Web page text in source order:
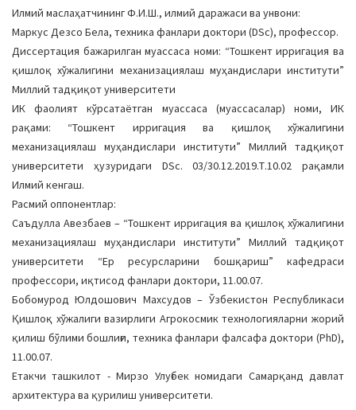
Илмий маслаҳатчининг Ф.И.Ш., илмий даражаси ва унвони:
Маркус Дезсо Бела, техника фанлари доктори (DSc), профессор.
Диссертация бажарилган муассаса номи: “Тошкент ирригация ва
қишлоқ хўжалигини механизациялаш муҳандислари институти”
Миллий тадқиқот университети
ИК фаолият кўрсатаётган муассаса (муассасалар) номи, ИК
рақами: “Тошкент ирригация ва қишлоқ хўжалигини
механизациялаш муҳандислари институти” Миллий тадқиқот
университети ҳузуридаги DSc. 03/30.12.2019.Т.10.02 рақамли
Илмий кенгаш.
Расмий оппонентлар:
Саъдулла Авезбаев – “Тошкент ирригация ва қишлоқ хўжалигини
механизациялаш муҳандислари институти” Миллий тадқиқот
университети “Ер ресурсларини бошқариш” кафедраси
профессори, иқтисод фанлари доктори, 11.00.07.
Бобомурод Юлдошович Махсудов – Ўзбекистон Республикаси
Қишлоқ хўжалиги вазирлиги Агрокосмик технологияларни жорий
қилиш бўлими бошлиғи, техника фанлари фалсафа доктори (PhD),
11.00.07.
Етакчи ташкилот - Мирзо Улуғбек номидаги Самарқанд давлат
архитектура ва қурилиш университети.